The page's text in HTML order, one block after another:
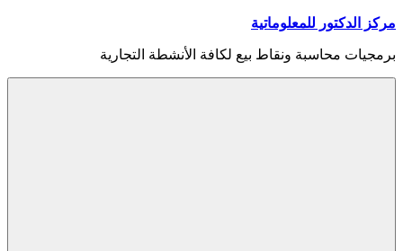
Skip
content
مركز الدكتور للمعلوماتية
برمجيات محاسبة ونقاط بيع لكافة الأنشطة التجارية